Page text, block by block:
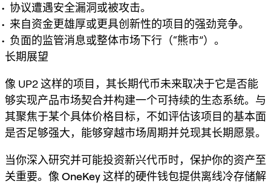
协议遭遇安全漏洞或被攻击。
来自资金更雄厚或更具创新性的项目的强劲竞争。
负面的监管消息或整体市场下行（“熊市”）。
长期展望
像 UP2 这样的项目，其长期代币未来取决于它是否能
够实现产品市场契合并构建一个可持续的生态系统。与
其聚焦于某个具体价格目标，不如评估该项目的基本面
是否足够强大，能够穿越市场周期并兑现其长期愿景。
当你深入研究并可能投资新兴代币时，保护你的资产至
关重要。像 OneKey这样的硬件钱包提供离线冷存储解